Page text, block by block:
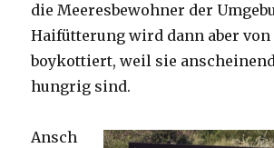
die Meeresbewohner der
Haifütterung wird dann aber von
boykottiert, weil sie
hungrig sind.
Ansch